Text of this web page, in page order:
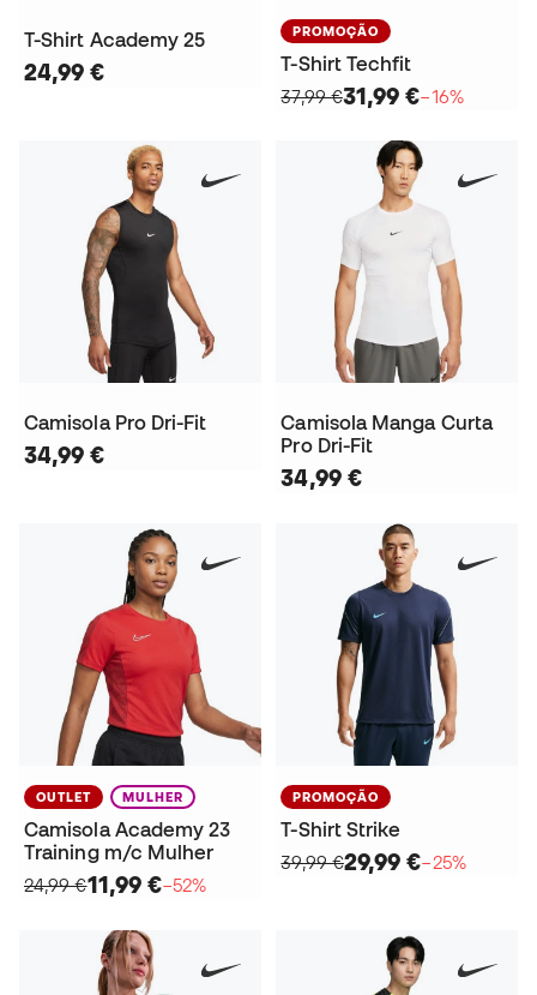
T-Shirt Academy 25
24,99 €
PROMOÇÃO
T-Shirt Techfit
37,99 €31,99 €−16%
Camisola Pro Dri-Fit
34,99 €
Camisola Manga Curta
Pro Dri-Fit
34,99 €
OUTLET MULHER
Camisola Academy 23
Training m/c Mulher
24,99 €11,99 €−52%
PROMOÇÃO
T-Shirt Strike
39,99 €29,99 €−25%